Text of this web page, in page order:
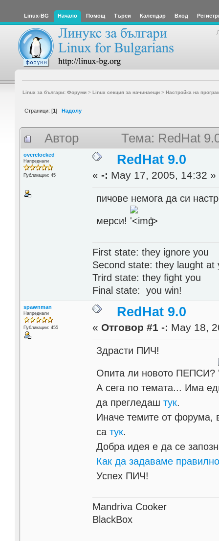
Linux-BG Начало Помощ Търси Календар Вход
Linux за българи: Форуми> Linux секция за начинаещи> Настройка на
Страници: [1] Надолу
Автор Тема: RedHat
overclocked
Напреднали
Публикации: 45
RedHat 9.0
«-: May 17, 2005, 14:32 »
пичове немога да си
мерси! '>
First state: they ignore you
Second state: they laught at
Trird state: they fight you
Final state: you win!
spawnman
Напреднали
Публикации: 455
RedHat 9.0
« Отговор #1 -: May 18,
Здрасти ПИЧ!
Опита ли новото ПЕПСИ?
А сега по темата... Има
да прегледаштук.
Иначе темите от форума,
сатук.
Добра идея е да се
Как да задаваме
Успех ПИЧ!
Mandriva Cooker
BlackBox